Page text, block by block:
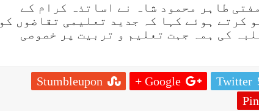
طاہر محمود شاہ نے اساتذہ کرام کے
کرتے ہوئے کہا کہ جدید تعلیمی تقاضوں کو
کی ہمہ جہت تعلیم و تربیت پر خصوصی
Twitter
Google +
Stumbleupon